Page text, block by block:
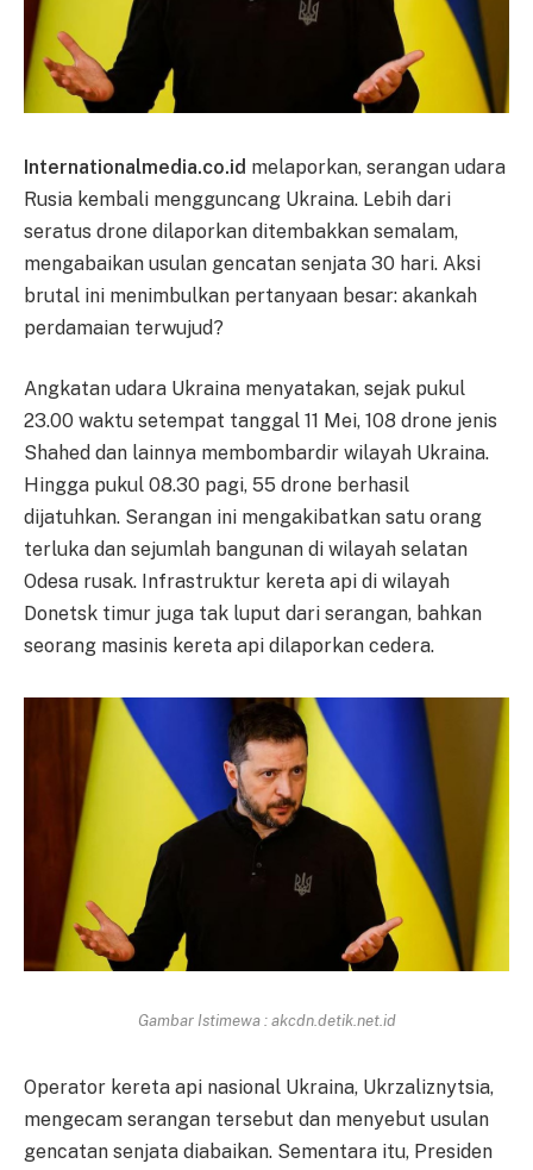
Internationalmedia.co.id melaporkan, serangan udara
Rusia kembali mengguncang Ukraina. Lebih dari
seratus drone dilaporkan ditembakkan semalam,
mengabaikan usulan gencatan senjata 30 hari. Aksi
brutal ini menimbulkan pertanyaan besar: akankah
perdamaian terwujud?
Angkatan udara Ukraina menyatakan, sejak pukul
23.00 waktu setempat tanggal 11 Mei, 108 drone jenis
Shahed dan lainnya membombardir wilayah Ukraina.
Hingga pukul 08.30 pagi, 55 drone berhasil
dijatuhkan. Serangan ini mengakibatkan satu orang
terluka dan sejumlah bangunan di wilayah selatan
Odesa rusak. Infrastruktur kereta api di wilayah
Donetsk timur juga tak luput dari serangan, bahkan
seorang masinis kereta api dilaporkan cedera.
Gambar Istimewa : akcdn.detik.net.id
Operator kereta api nasional Ukraina, Ukrzaliznytsia,
mengecam serangan tersebut dan menyebut usulan
gencatan senjata diabaikan. Sementara itu, Presiden